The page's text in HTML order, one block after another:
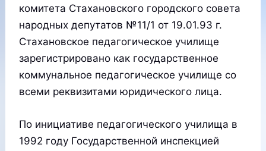
комитета Стахановского городского совета
народных депутатов №11/1 от 19.01.93 г.
Стахановское педагогическое училище
зарегистрировано как государственное
коммунальное педагогическое училище со
всеми реквизитами юридического лица.
По инициативе педагогического училища в
1992 году Государственной инспекцией